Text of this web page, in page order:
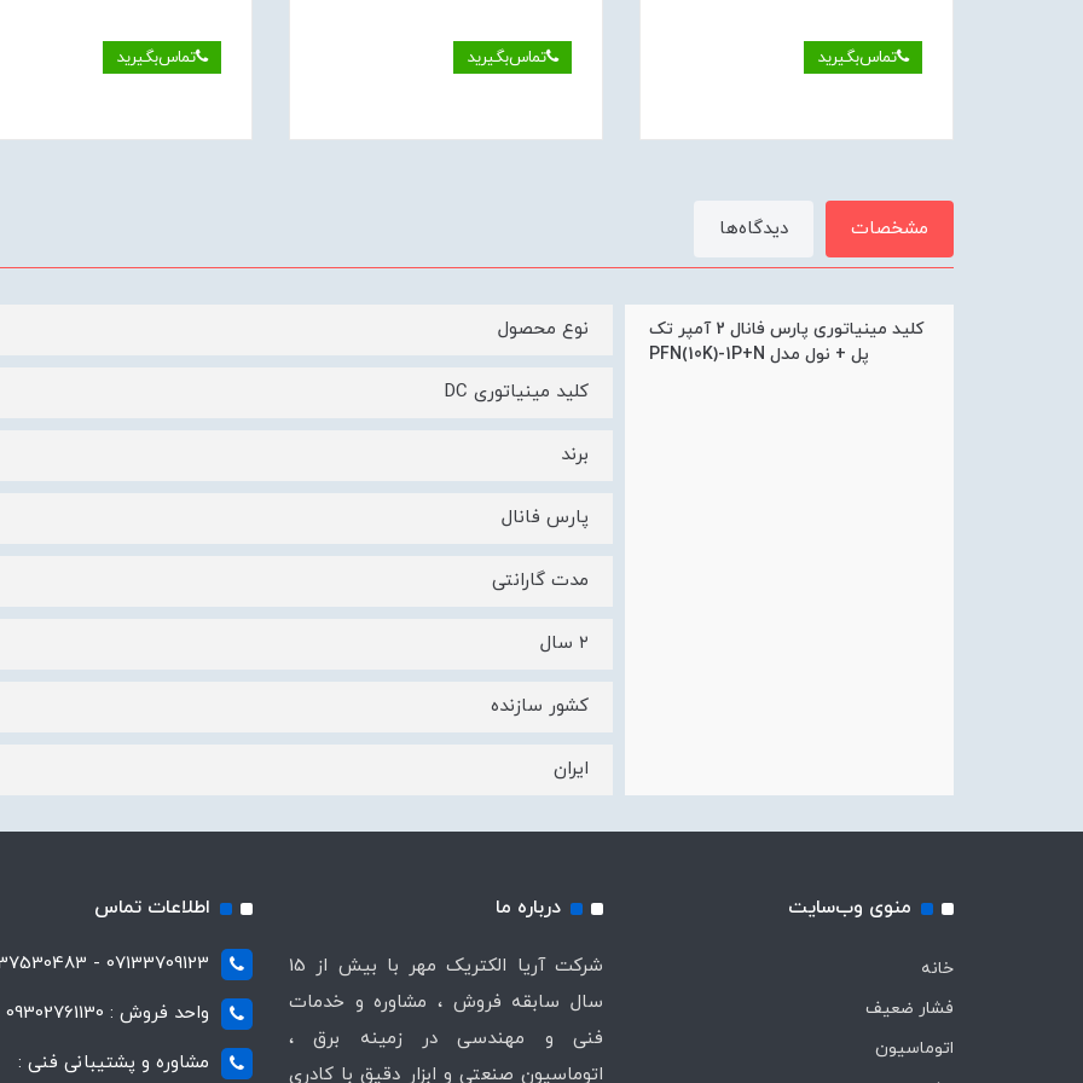
تماس‌بگیرید تماس‌بگیرید تماس‌بگیرید
مشخصات دیدگاه‌ها
کلید مینیاتوری پارس فانال 2 آمپر تک
پل + نول مدل PFN(10K)-1P+N
نوع محصول
کلید مینیاتوری DC
برند
پارس فانال
مدت گارانتی
۲ سال
کشور سازنده
ایران
منوی وب‌سایت
خانه
فشار ضعیف
اتوماسیون
درباره ما
شرکت آریا الکتریک مهر با بیش از 15
سال سابقه فروش ، مشاوره و خدمات
فنی و مهندسی در زمینه برق ،
اتوماسیون صنعتی و ابزار دقیق با کادری
اطلاعات تماس
07133709123 - 07137530483
واحد فروش : 09302761130
مشاوره و پشتیبانی فنی :